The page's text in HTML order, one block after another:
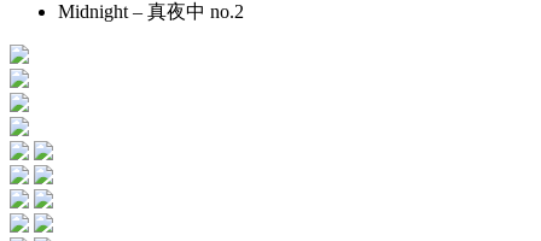
Midnight – 真夜中 no.2